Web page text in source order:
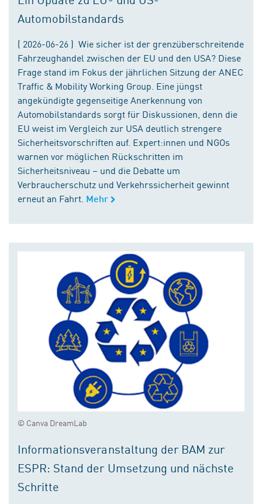
Automobilstandards
( 2026-06-26 ) Wie sicher ist der grenzüberschreitende
Fahrzeughandel zwischen der EU und den USA? Diese
Frage stand im Fokus der jährlichen Sitzung der ANEC
Traffic & Mobility Working Group. Eine jüngst
angekündigte gegenseitige Anerkennung von
Automobilstandards sorgt für Diskussionen, denn die
EU weist im Vergleich zur USA deutlich strengere
Sicherheitsvorschriften auf. Expert:innen und NGOs
warnen vor möglichen Rückschritten im
Sicherheitsniveau – und die Debatte um
Verbraucherschutz und Verkehrssicherheit gewinnt
erneut an Fahrt. Mehr
© Canva DreamLab
Informationsveranstaltung der BAM zur
ESPR: Stand der Umsetzung und nächste
Schritte